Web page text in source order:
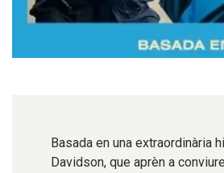
Basada en una extraordinària
Davidson, que aprèn a